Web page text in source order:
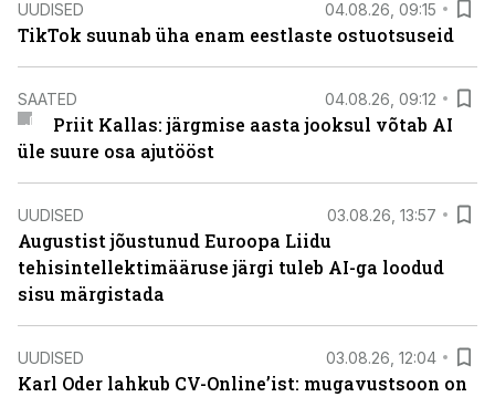
UUDISED 04.08.26, 09:15
TikTok suunab üha enam eestlaste ostuotsuseid
SAATED 04.08.26, 09:12
Priit Kallas: järgmise aasta jooksul võtab AI
üle suure osa ajutööst
UUDISED 03.08.26, 13:57
Augustist jõustunud Euroopa Liidu
tehisintellektimääruse järgi tuleb AI-ga loodud
sisu märgistada
UUDISED 03.08.26, 12:04
Karl Oder lahkub CV-Online’ist: mugavustsoon on